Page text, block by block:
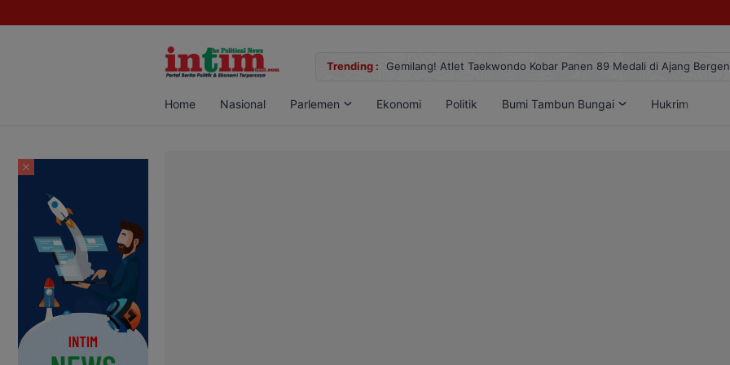
Trending :
Sabu di Pangkalan Bun, Dua Pelaku Diamankan Gemilang! Atlet Taekwondo Kobar Panen 89 Medali di Ajang
Home Nasional Parlemen Ekonomi Politik Bumi Tambun Bungai Hukrim